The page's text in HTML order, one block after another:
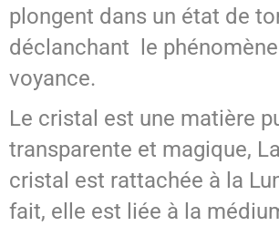
plongent dans un état de
déclanchant le
voyance.
Le cristal est une matière
transparente et magique,
cristal est rattachée à la
fait, elle est liée à la